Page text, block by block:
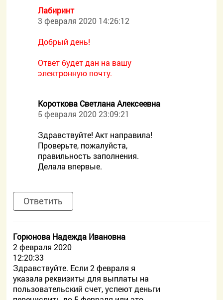
Лабиринт
3 февраля 2020 14:26:12
Добрый день!
Ответ будет дан на вашу
электронную почту.
Короткова Светлана Алексеевна
5 февраля 2020 23:09:21
Здравствуйте! Акт направила!
Проверьте, пожалуйста,
правильность заполнения.
Делала впервые.
Ответить
Горюнова Надежда Ивановна
2 февраля 2020
12:20:33
Здравствуйте. Если 2 февраля я
указала реквизиты для выплаты на
пользовательский счет, успеют деньги